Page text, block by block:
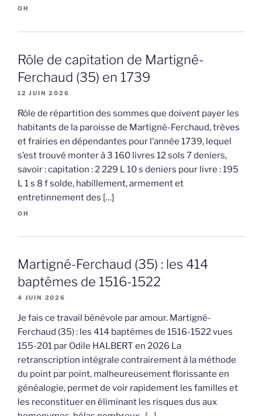
OH
Rôle de capitation de Martigné-
Ferchaud (35) en 1739
12 JUIN 2026
Rôle de répartition des sommes que doivent payer les
habitants de la paroisse de Martigné-Ferchaud, trèves
et frairies en dépendantes pour l’année 1739, lequel
s’est trouvé monter à 3 160 livres 12 sols 7 deniers,
savoir : capitation : 2 229 L 10 s deniers pour livre : 195
L 1 s 8 f solde, habillement, armement et
entretinnement des […]
OH
Martigné-Ferchaud (35) : les 414
baptêmes de 1516-1522
4 JUIN 2026
Je fais ce travail bénévole par amour. Martigné-
Ferchaud (35) : les 414 baptêmes de 1516-1522 vues
155-201 par Odile HALBERT en 2026 La
retranscription intégrale contrairement à la méthode
du point par point, malheureusement florissante en
généalogie, permet de voir rapidement les familles et
les reconstituer en éliminant les risques dus aux